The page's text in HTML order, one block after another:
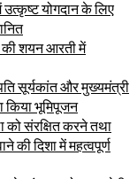
उत्कृष्ट योगदान के लिए
की शयन आरती में
सूर्यकांत और मुख्यमंत्री
किया भूमिपूजन
को संरक्षित करने तथा
की दिशा में महत्वपूर्ण